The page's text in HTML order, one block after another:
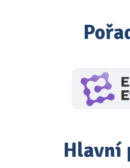
Hlavní